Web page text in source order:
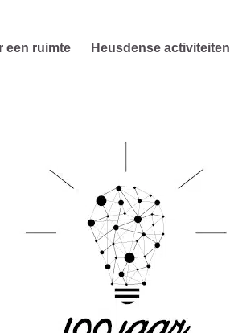
een ruimte Heusdense activiteiten